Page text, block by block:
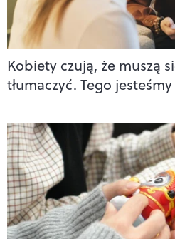
Kobiety czują, że muszą
tłumaczyć. Tego